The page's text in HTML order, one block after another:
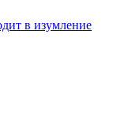
в изумление